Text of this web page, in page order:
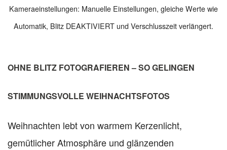
Kameraeinstellungen: Manuelle Einstellungen, gleiche Werte wie
Automatik, Blitz DEAKTIVIERT und Verschlusszeit verlängert.
OHNE BLITZ FOTOGRAFIEREN – SO GELINGEN
STIMMUNGSVOLLE WEIHNACHTSFOTOS
Weihnachten lebt von warmem Kerzenlicht,
gemütlicher Atmosphäre und glänzenden